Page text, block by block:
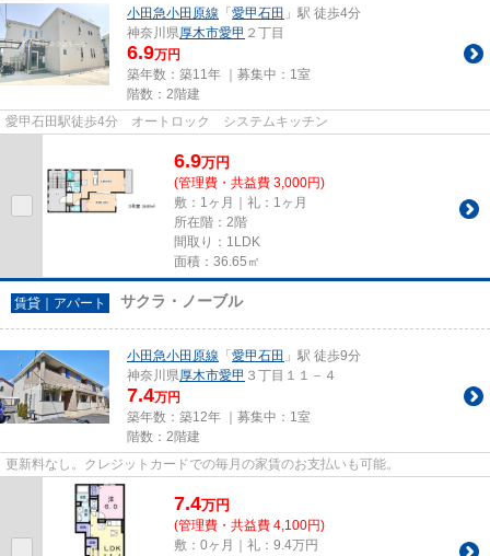
小田急小田原線 「愛甲石田 」駅 徒歩4分
神奈川県厚木市愛甲 ２丁目
6.9万円
築年数：築11年 ｜募集中： 1室
階数：2階建
愛甲石田駅徒歩4分 オートロック システムキッチン
6.9万円
(管理費・共益費 3,000円)
敷：1ヶ月｜礼：1ヶ月
所在階：2階
間取り：1LDK
面積：36.65㎡
賃貸｜アパート サクラ・ノーブル
小田急小田原線 「愛甲石田 」駅 徒歩9分
神奈川県厚木市愛甲 ３丁目１１－４
7.4万円
築年数：築12年 ｜募集中： 1室
階数：2階建
更新料なし。クレジットカードでの毎月の家賃のお支払いも可能。
7.4万円
(管理費・共益費 4,100円)
敷：0ヶ月｜礼：9.4万円